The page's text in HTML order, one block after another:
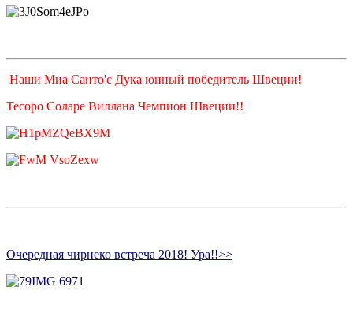
Наши Миа Санто'c Дука юнный победитель Швеции!
Тесоро Соларе Виллана Чемпион Швеции!!
Очередная чирнеко встреча 2018! Ура!!>>